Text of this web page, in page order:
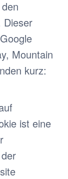
Dieser
Mountain
kurz:
ist eine